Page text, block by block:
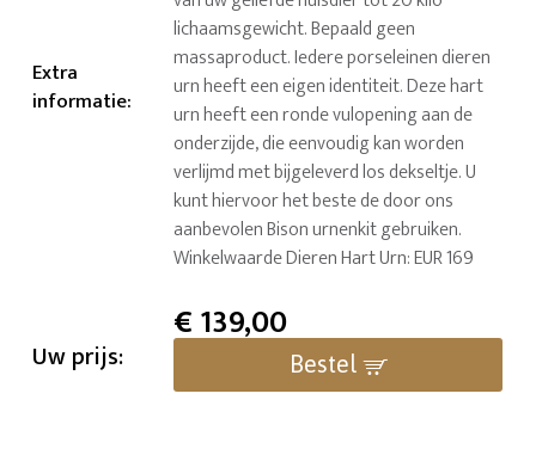
Extra
informatie:
lichaamsgewicht. Bepaald geen
massaproduct. Iedere porseleinen dieren
urn heeft een eigen identiteit. Deze hart
urn heeft een ronde vulopening aan de
onderzijde, die eenvoudig kan worden
verlijmd met bijgeleverd los dekseltje. U
kunt hiervoor het beste de door ons
aanbevolen Bison urnenkit gebruiken.
Winkelwaarde Dieren Hart Urn: EUR 169
Uw prijs:
€139,00
Bestel